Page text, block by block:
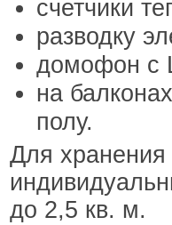
счетчики
разводку
домофон с
на
полу.
Для
до 2,5 кв. м.